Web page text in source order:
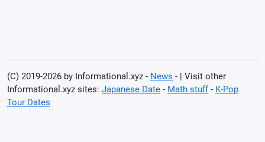
(C) 2019-2026 by Informational.xyz - News - | Visit other
Informational.xyz sites: Japanese Date - Math stuff- K-Pop
Tour Dates